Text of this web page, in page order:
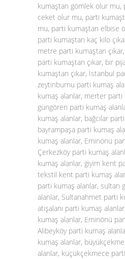
kumaştan gömlek olur mu,
ceket olur mu, parti
mu, parti kumaştan elbise
parti kumaştan kaç kilo
metre parti kumaştan
parti kumaştan çıkar, bir
kumaştan çıkar, İstanbul
zeytinburnu parti kumaş
kumaş alanlar, merter parti
güngören parti kumaş
kumaş alanlar, bağcılar
bayrampaşa parti kumaş
kumaş alanlar, Eminönü
Çerkezköy parti kumaş
kumaş alanlar, giyim kent
tekstil kent parti kumaş
parti kumaş alanlar, sultan
alanlar, Sultanahmet parti
atışalanı parti kumaş
kumaş alanlar, Eminönü
Alibeyköy parti kumaş
kumaş alanlar,
alanlar, küçükçekmece